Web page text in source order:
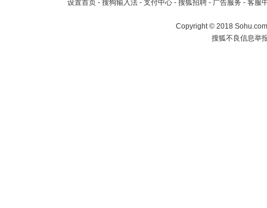
设置首页 - 搜狗输入法 - 支付中心 - 搜狐招聘 - 广告服务 - 客服
Copyright ©2018
搜狐不良信息举